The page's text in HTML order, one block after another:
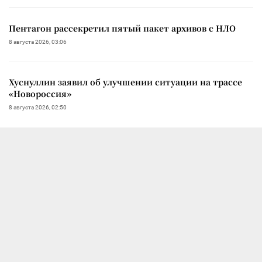
Пентагон рассекретил пятый пакет архивов с НЛО
8 августа 2026, 03:06
Хуснуллин заявил об улучшении ситуации на трассе
«Новороссия»
8 августа 2026, 02:50